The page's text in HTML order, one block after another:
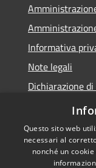
Informativa
Note legali
Dichiarazione
Obiettivi di
Questo sito web
necessari al
nonché un